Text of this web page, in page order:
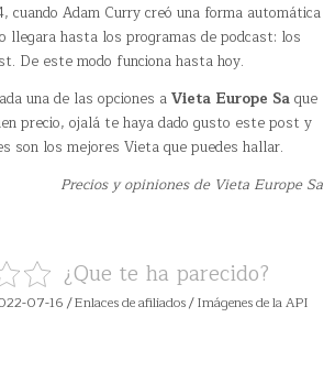
Adam Curry creó una forma automática
llegara hasta los programas de podcast: los
De este modo funciona hasta hoy.
una de las opciones aVieta Europe Saque
precio, ojalá te haya dado gusto este post y
son los mejores Vieta que puedes hallar.
Precios y opiniones de Vieta Europe Sa
¿Que te ha parecido?
07-16 / Enlaces de afiliados / Imágenes de la API